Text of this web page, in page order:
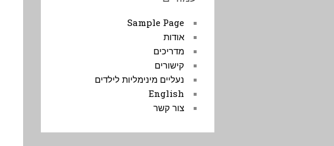
Sample Page
אודות
מדריכים
קישורים
נעליים מינימליות לילדים
English
צור קשר